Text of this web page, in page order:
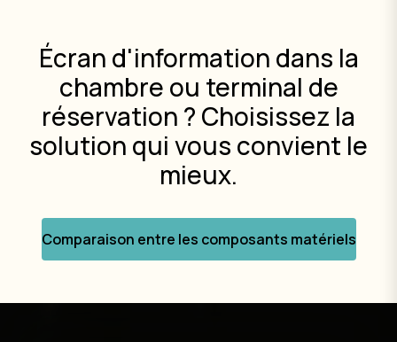
Écran d'information dans la
chambre ou terminal de
réservation ? Choisissez la
solution qui vous convient le
mieux.
Comparaison entre les composants matériels